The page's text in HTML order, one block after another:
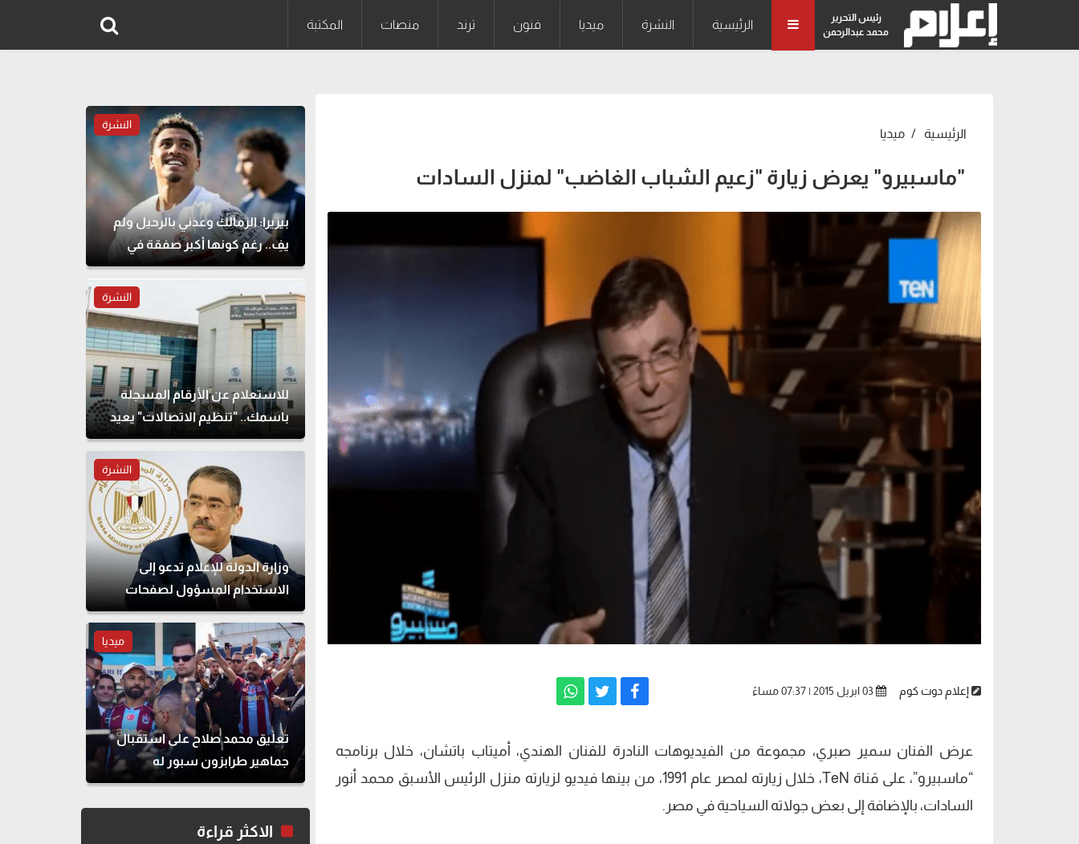
رئيس التحرير
محمد عبدالرحمن
الرئيسية النشرة ميديا فنون ترند منصات المكتبة
الرئيسية ميديا
"ماسبيرو" يعرض زيارة "زعيم الشباب الغاضب" لمنزل السادات
إعلام دوت كوم
عرض الفنان سمير صبري، مجموعة من الفيديوهات النادرة للفنان الهندي، أميتاب باتشان، خلال برنامجه
“ماسبيرو”، على قناة TeN، خلال زيارته لمصر عام 1991، من بينها فيديو لزيارته منزل الرئيس الأسبق محمد أنور
السادات، بالإضافة إلى بعض جولاته السياحية في مصر.
النشرة
بيزيرا: الزمالك وعدني بالرحيل ولم
يفِ.. رغم كونها أكبر صفقة في
تاريخه
النشرة
للاستعلام عن الأرقام المسجلة
باسمك.. "تنظيم الاتصالات" يعيد
إتاحة خدمة "أرقامي" عبر My
النشرة
وزارة الدولة للإعلام تدعو إلى
الاستخدام المسؤول لصفحات
التواصل الاجتماعي
ميديا
تعليق محمد صلاح على استقبال
جماهير طرابزون سبور له
الاكثر قراءة